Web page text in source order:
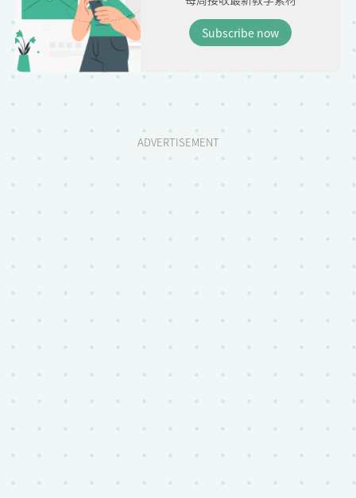
Subscribe now
ADVERTISEMENT